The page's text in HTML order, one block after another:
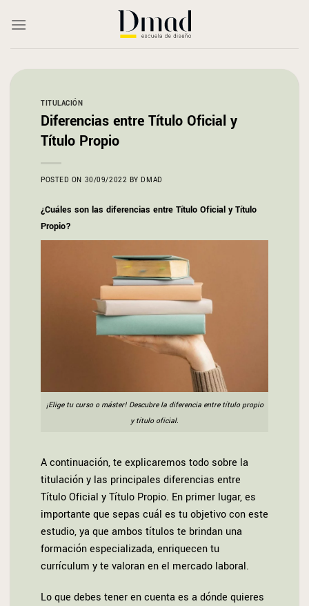
TITULACIÓN
Diferencias entre Título Oficial y
Título Propio
POSTED ON 30/09/2022 BYDMAD
¿Cuáles son las diferencias entre Título Oficial y Título
Propio?
¡Elige tu curso o máster! Descubre la diferencia entre título propio
y título oficial.
A continuación, te explicaremos todo sobre la
titulación y las principales diferencias entre
Título Oficial y Título Propio. En primer lugar, es
importante que sepas cuál es tu objetivo con este
estudio, ya que ambos títulos te brindan una
formación especializada, enriquecen tu
currículum y te valoran en el mercado laboral.
Lo que debes tener en cuenta es a dónde quieres